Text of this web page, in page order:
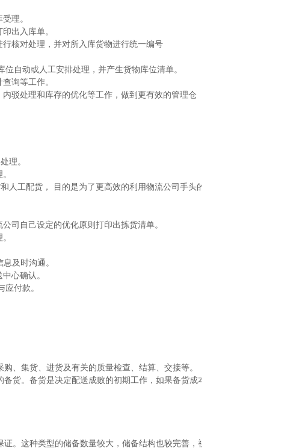
理。
出入库单。
核对处理，并对所入库货物进行统一编号
自动或人工安排处理，并产生货物库位清单。
询等工作。
驳处理和库存的优化等工作，做到更有效的管理仓
理。
人工配货， 目的是为了更高效的利用物流公司手头的
司自己设定的优化原则打印出拣货清单。
及时沟通。
心确认。
付款。
、集货、进货及有关的质量检查、结算、交接等。
货。备货是决定配送成败的初期工作，如果备货成本太高，
。这种类型的储备数量较大，储备结构也较完善，视货源